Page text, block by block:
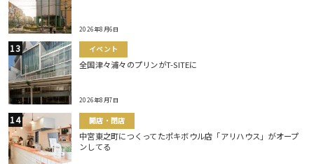
2026年8月6日
イベント
全国津々浦々のプリンがT-SITEに
2026年8月7日
開店・閉店
中宮東之町につくってたポキボウル店「アリハウス」がオープ
ンしてる